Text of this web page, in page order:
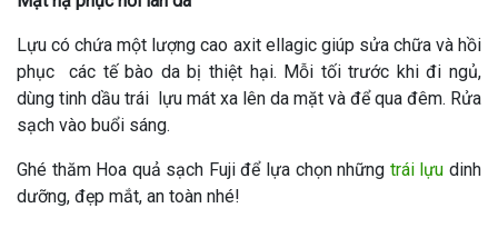
Lựu có chứa một lượng cao axit ellagic giúp sửa chữa và hồi
phục các tế bào da bị thiệt hại. Mỗi tối trước khi đi ngủ,
dùng tinh dầu trái lựu mát xa lên da mặt và để qua đêm. Rửa
sạch vào buổi sáng.
Ghé thăm Hoa quả sạch Fuji để lựa chọn những trái lựu dinh
dưỡng, đẹp mắt, an toàn nhé!